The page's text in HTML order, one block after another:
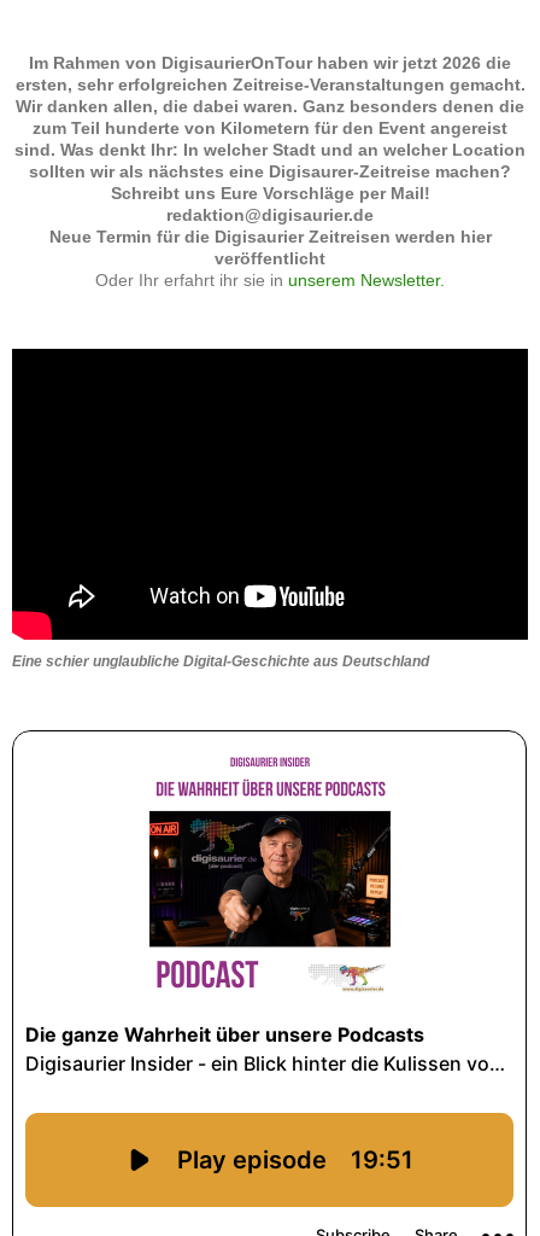
Im Rahmen von DigisaurierOnTour haben wir jetzt 2026 die
ersten, sehr erfolgreichen Zeitreise-Veranstaltungen gemacht.
Wir danken allen, die dabei waren. Ganz besonders denen die
zum Teil hunderte von Kilometern für den Event angereist
sind. Was denkt Ihr: In welcher Stadt und an welcher Location
sollten wir als nächstes eine Digisaurer-Zeitreise machen?
Schreibt uns Eure Vorschläge per Mail!
redaktion@digisaurier.de
Neue Termin für die Digisaurier Zeitreisen werden hier
veröffentlicht
Oder Ihr erfahrt ihr sie in unserem Newsletter.
Eine schier unglaubliche Digital-Geschichte aus Deutschland